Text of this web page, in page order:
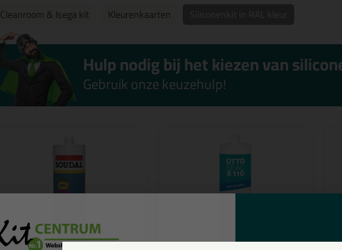
Cleanroom & Isega kit
Kleurenkaarten
Hulp nodig bij het kiezen van
Gebruik onze keuzehulp!